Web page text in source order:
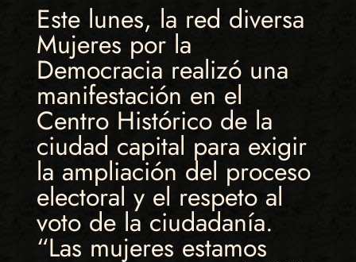
Este lunes, la red diversa
Mujeres por la
Democracia realizó una
manifestación en el
Centro Histórico de la
ciudad capital para exigir
la ampliación del proceso
electoral y el respeto al
voto de la ciudadanía.
“Las mujeres estamos